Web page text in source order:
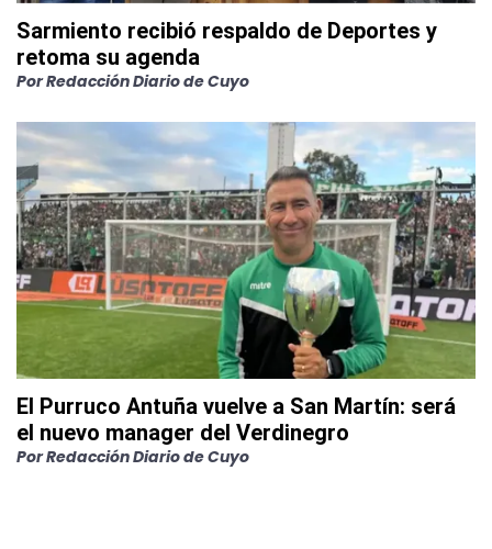
Sarmiento recibió respaldo de Deportes y
retoma su agenda
PorRedacción Diario de Cuyo
El Purruco Antuña vuelve a San Martín: será
el nuevo manager del Verdinegro
PorRedacción Diario de Cuyo